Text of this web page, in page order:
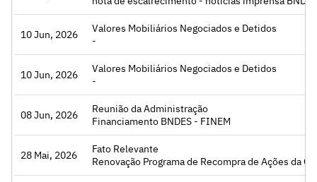
10 Jun, 2026
Valores Mobiliários Negociados e Detidos
-
10 Jun, 2026
Valores Mobiliários Negociados e Detidos
-
08 Jun, 2026
Reunião da Administração
Financiamento BNDES - FINEM
28 Mai, 2026
Fato Relevante
Renovação Programa de Recompra de Ações da Cia